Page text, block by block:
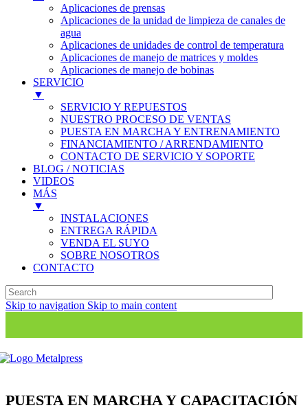
Aplicaciones de prensas
Aplicaciones de la unidad de limpieza de canales de
agua
Aplicaciones de unidades de control de temperatura
Aplicaciones de manejo de matrices y moldes
Aplicaciones de manejo de bobinas
SERVICIO
▼
SERVICIO Y REPUESTOS
NUESTRO PROCESO DE VENTAS
PUESTA EN MARCHA Y ENTRENAMIENTO
FINANCIAMIENTO / ARRENDAMIENTO
CONTACTO DE SERVICIO Y SOPORTE
BLOG / NOTICIAS
VIDEOS
MÁS
▼
INSTALACIONES
ENTREGA RÁPIDA
VENDA EL SUYO
SOBRE NOSOTROS
CONTACTO
Skip to navigation Skip to main content
PUESTA EN MARCHA Y CAPACITACIÓN